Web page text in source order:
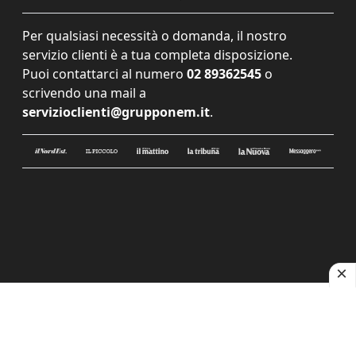
Per qualsiasi necessità o domanda, il nostro
servizio clienti è a tua completa disposizione.
Puoi contattarci al numero 02 89362545 o
scrivendo una mail a
servizioclienti@grupponem.it.